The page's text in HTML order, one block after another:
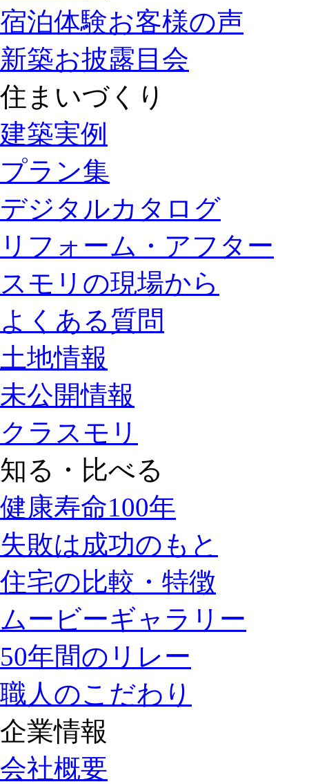
宿泊体験お客様の声
新築お披露目会
住まいづくり
建築実例
プラン集
デジタルカタログ
リフォーム・アフター
スモリの現場から
よくある質問
土地情報
未公開情報
クラスモリ
知る・比べる
健康寿命100年
失敗は成功のもと
住宅の比較・特徴
ムービーギャラリー
50年間のリレー
職人のこだわり
企業情報
会社概要